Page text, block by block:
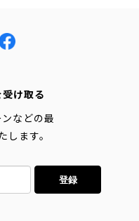
け取る
などの最
します。
登録